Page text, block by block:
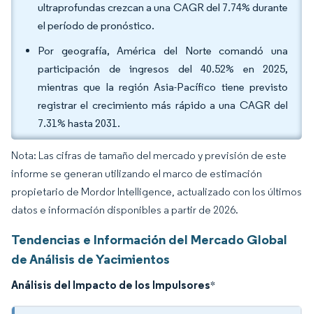
ultraprofundas crezcan a una CAGR del 7.74% durante
el período de pronóstico.
Por geografía, América del Norte comandó una
participación de ingresos del 40.52% en 2025,
mientras que la región Asia-Pacífico tiene previsto
registrar el crecimiento más rápido a una CAGR del
7.31% hasta 2031.
Nota: Las cifras de tamaño del mercado y previsión de este
informe se generan utilizando el marco de estimación
propietario de Mordor Intelligence, actualizado con los últimos
datos e información disponibles a partir de 2026.
Tendencias e Información del Mercado Global
de Análisis de Yacimientos
Análisis del Impacto de los Impulsores*